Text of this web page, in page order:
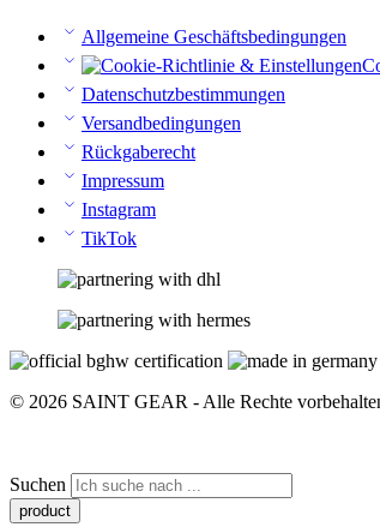
Allgemeine Geschäftsbedingungen
Datenschutzbestimmungen
Versandbedingungen
Rückgaberecht
Impressum
Instagram
TikTok
© 2026 SAINT GEAR - Alle Rechte
Suchen